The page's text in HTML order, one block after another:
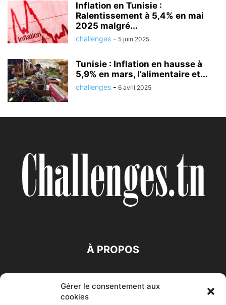
Gérer le consentement aux
cookies
Inflation en Tunisie :
Ralentissement à 5,4% en mai
2025 malgré...
challenges - 5 juin 2025
Tunisie : Inflation en hausse à
5,9% en mars, l’alimentaire et...
challenges - 6 avril 2025
À PROPOS